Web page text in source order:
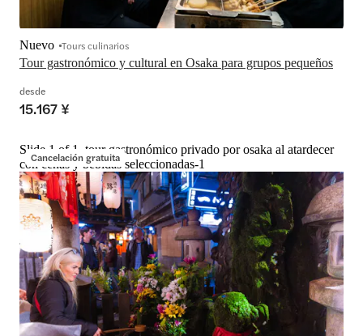
Tour gastronómico y cultural en Osaka para grupos pequeños
Nuevo Tours culinarios
desde
15.167 ¥
Cancelación gratuita
Slide 1 of 1, tour gastronómico privado por osaka al atardecer
con cenas y bebidas seleccionadas-1